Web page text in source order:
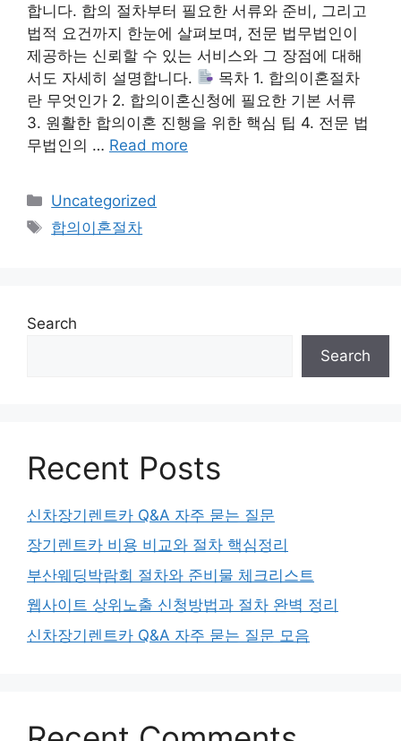
합니다. 합의 절차부터 필요한 서류와 준비, 그리고
법적 요건까지 한눈에 살펴보며, 전문 법무법인이
제공하는 신뢰할 수 있는 서비스와 그 장점에 대해
서도 자세히 설명합니다.
목차 1. 합의이혼절차
란 무엇인가 2. 합의이혼신청에 필요한 기본 서류
3. 원활한 합의이혼 진행을 위한 핵심 팁 4. 전문 법
무법인의 … Read more
Categories
Uncategorized
Tags
합의이혼절차
Search
Search
Recent Posts
신차장기렌트카 Q&A 자주 묻는 질문
장기렌트카 비용 비교와 절차 핵심정리
부산웨딩박람회 절차와 준비물 체크리스트
웹사이트 상위노출 신청방법과 절차 완벽 정리
신차장기렌트카 Q&A 자주 묻는 질문 모음